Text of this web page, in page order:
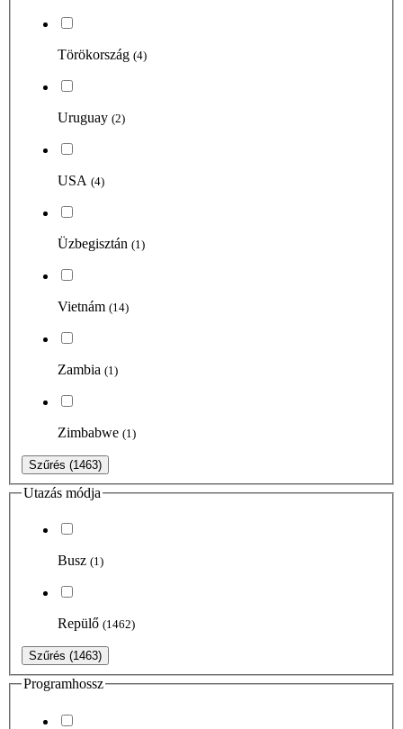
Törökország (4)
Uruguay (2)
USA (4)
Üzbegisztán (1)
Vietnám (14)
Zambia (1)
Zimbabwe (1)
Szűrés (1463)
Utazás módja
Busz (1)
Repülő (1462)
Szűrés (1463)
Programhossz